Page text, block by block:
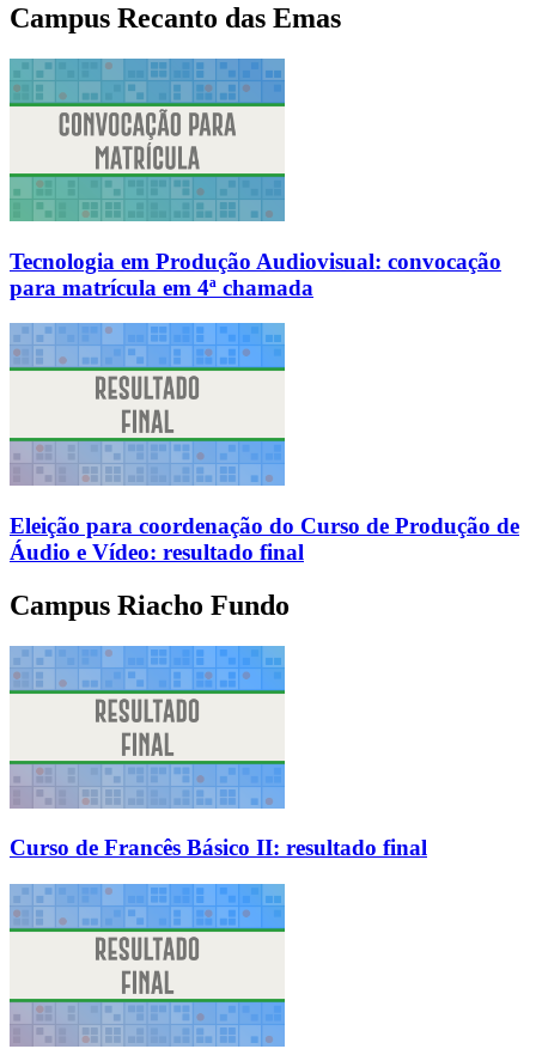
Campus Recanto das Emas
Tecnologia em Produção Audiovisual: convocação
para matrícula em 4ª chamada
Eleição para coordenação do Curso de Produção de
Áudio e Vídeo: resultado final
Campus Riacho Fundo
Curso de Francês Básico II: resultado final